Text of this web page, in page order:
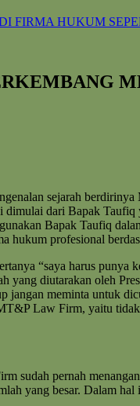
FIRMA HUKUM
sejarah
dari Bapak Taufiq
Bapak Taufiq
hukum profesional
“saya harus punya
diutarakan oleh
meminta untuk
Law Firm, yaitu tidak
sudah pernah
yang besar. Dalam